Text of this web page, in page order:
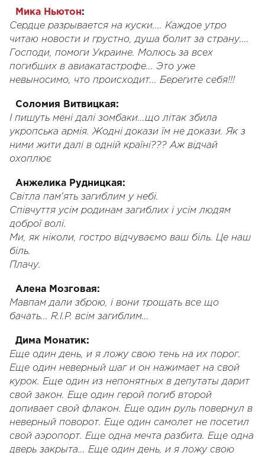
Мика Ньютон:
Сердце разрывается на куски.... Каждое утро
читаю новости и грустно, душа болит за страну....
Господи, помоги Украине. Молюсь за всех
погибших в авиакатастрофе... Это уже
невыносимо, что происходит... Берегите себя!!!
Соломия Витвицкая:
І пишуть мені далі зомбаки...що літак збила
укропська армія. Жодні докази їм не докази. Як з
ними жити далі в одній країні??? Аж відчай
охоплює
Анжелика Рудницкая:
Світла пам'ять загиблим у небі.
Співчуття усім родинам загиблих і усім людям
доброї волі.
Ми, як ніколи, гостро відчуваємо ваш біль. Це наш
біль.
Плачу.
Алена Мозговая:
Мавпам дали зброю, і вони трощать все що
бачать... R.I.P. всім загиблим...
Дима Монатик:
Еще один день, и я ложу свою тень на их порог.
Еще один неверный шаг и он нажимает на свой
курок. Еще один из непонятных в депутаты дарит
свой закон. Еще один герой погиб второй
допивает свой флакон. Еще один руль повернул в
неверный поворот. Еще один самолет не посетил
свой аэропорт. Еще одна мечта разбита. Еще одна
дверь закрыта... Еще один день, и я ложу свою